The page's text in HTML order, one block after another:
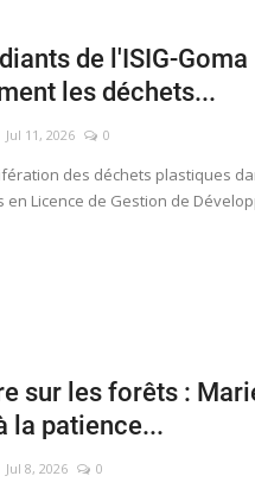
de l'ISIG-Goma
les déchets...
Jul 11, 2026 0
des déchets plastiques
en Licence de Gestion de
sur les forêts :
la patience...
Jul 8, 2026 0